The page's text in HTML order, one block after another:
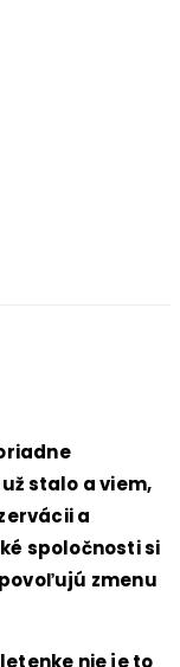
stalo a viem,
a
spoločnosti si
zmenu